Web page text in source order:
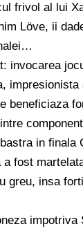
frivol al lui
Löve, ii
invocarea
beneficiaza
in finala
fost
greu, insa
impotriva